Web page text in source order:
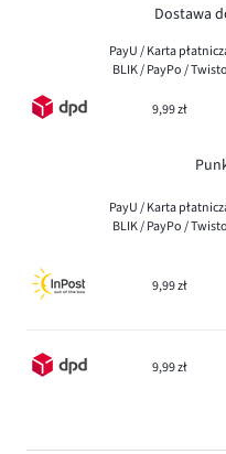
Dostawa
PayU / Karta
BLIK / PayPo / Twisto
9,99 zł
PayU / Karta
BLIK / PayPo / Twisto
9,99 zł
9,99 zł